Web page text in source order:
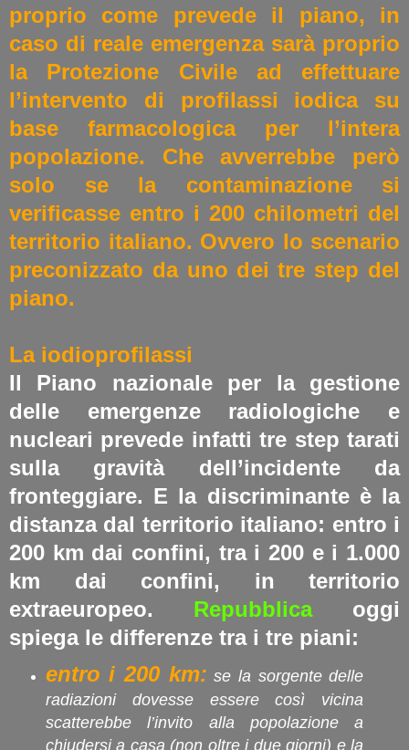
proprio come prevede il piano, in
caso di reale emergenza sarà proprio
la Protezione Civile ad effettuare
l’intervento di profilassi iodica su
base farmacologica per l’intera
popolazione. Che avverrebbe però
solo se la contaminazione si
verificasse entro i 200 chilometri del
territorio italiano. Ovvero lo scenario
preconizzato da uno dei tre step del
piano.
La iodioprofilassi
Il Piano nazionale per la gestione
delle emergenze radiologiche e
nucleari prevede infatti tre step tarati
sulla gravità dell’incidente da
fronteggiare. E la discriminante è la
distanza dal territorio italiano: entro i
200 km dai confini, tra i 200 e i 1.000
km dai confini, in territorio
extraeuropeo. Repubblicaoggi
spiega le differenze tra i tre piani:
entro i 200 km: se la sorgente delle
radiazioni dovesse essere così vicina
scatterebbe l’invito alla popolazione a
chiudersi a casa (non oltre i due giorni) e la